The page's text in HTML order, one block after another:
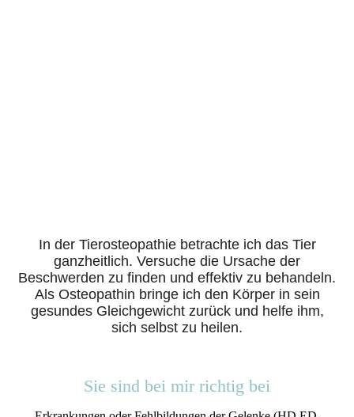
In der Tierosteopathie betrachte ich das Tier
ganzheitlich. Versuche die Ursache der
Beschwerden zu finden und effektiv zu behandeln.
Als Osteopathin bringe ich den Körper in sein
gesundes Gleichgewicht zurück und helfe ihm,
sich selbst zu heilen.
Sie sind bei mir richtig bei